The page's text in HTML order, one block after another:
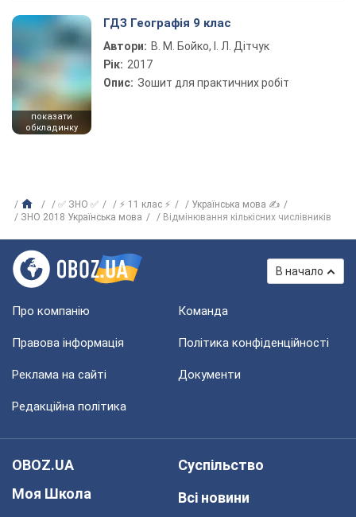
показати
обкладинку
ГДЗ Географія 9 клас
Автори: В. М. Бойко, І. Л. Дітчук
Рік: 2017
Опис: Зошит для практичних робіт
✅ ЗНО ✅ ⚡ 11 клас ⚡
Українська мова ✍
ЗНО 2018 Українська мова
Відмінювання кількісних числівників
В начало
Про компанію Команда
Правова інформація Політика конфіденційності
Реклама на сайті Документи
Редакційна політика
OBOZ.UA
Моя Школа
Суспільство
Всі новини